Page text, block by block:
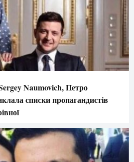
Naumovich, Петро
списки пропагандистів